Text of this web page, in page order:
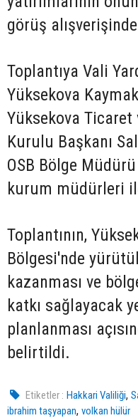
görüş
Toplantıya Vali
Yüksekova
Yüksekova Ticaret
Kurulu Başkanı
OSB Bölge
kurum müdürleri
Toplantının,
Bölgesi'nde
kazanması ve
katkı sağlayacak
planlanması
belirtildi.
Etiketler : Hakkari Valiliği,
ibrahim taşyapan, volkan hülür